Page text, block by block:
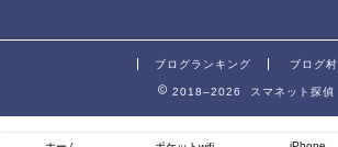
ブログランキング ブログ村
2018–2026 スマネット探偵